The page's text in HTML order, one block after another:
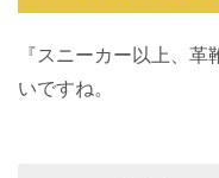
『スニーカー以上、
いですね。